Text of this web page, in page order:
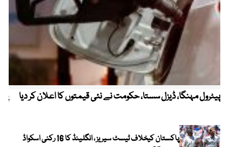
پیٹرول مہنگا، ڈیزل سستا، حکومت نے نئی قیمتوں کا اعلان کر دیا
پاکستان کیخلاف ٹیسٹ سیریز ، انگلینڈ کا 16 رکنی اسکواڈ